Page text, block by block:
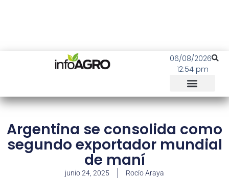
06/08/2026
12:54 pm
Argentina se consolida como
segundo exportador mundial
de maní
junio 24, 2025 Rocío Araya